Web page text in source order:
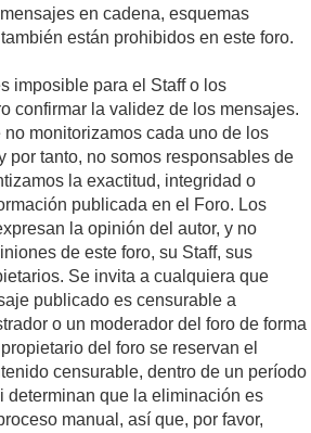
en cadena, esquemas
están prohibidos en este foro.
imposible para el Staff o los
confirmar la validez de los mensajes.
no monitorizamos cada uno de los
por tanto, no somos responsables de
la exactitud, integridad o
publicada en el Foro. Los
la opinión del autor, y no
de este foro, su Staff, sus
Se invita a cualquiera que
publicado es censurable a
o un moderador del foro de forma
del foro se reservan el
censurable, dentro de un período
determinan que la eliminación es
manual, así que, por favor,